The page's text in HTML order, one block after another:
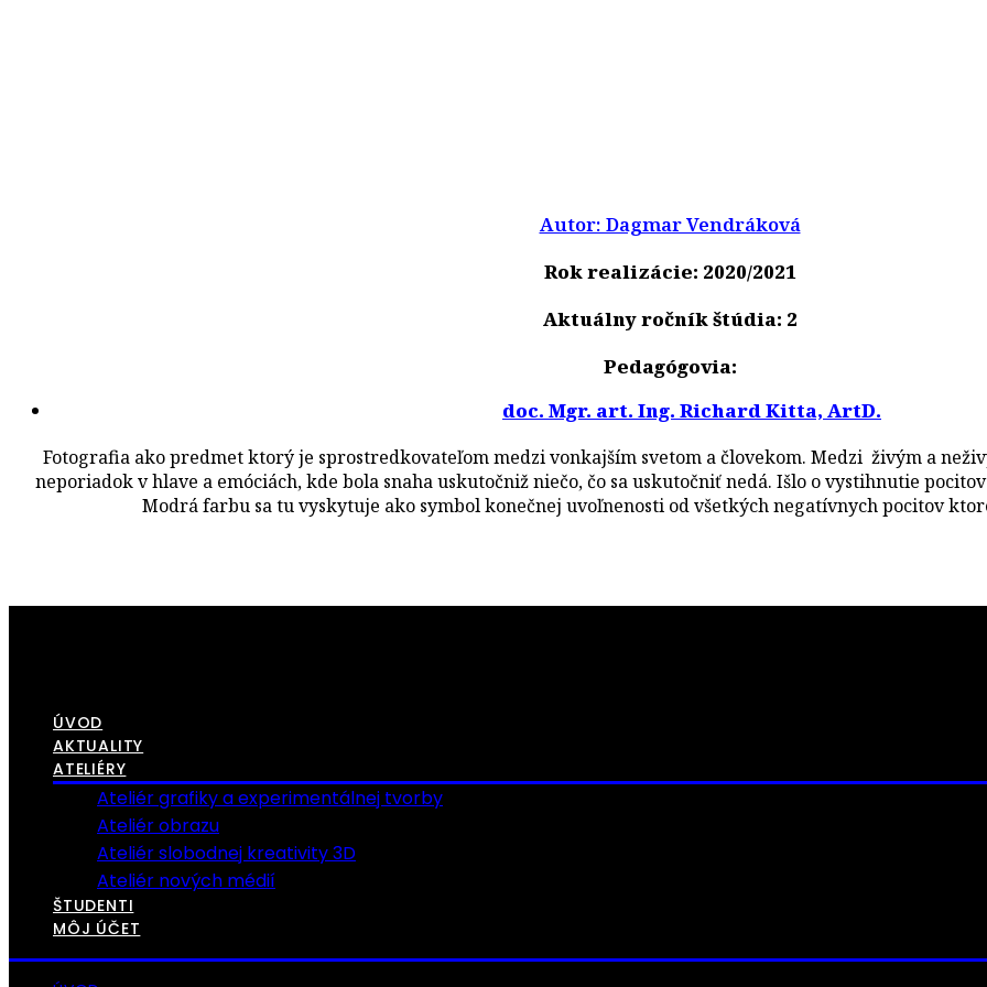
Autor: Dagmar Vendráková
Rok realizácie: 2020/2021
Aktuálny ročník štúdia: 2
Pedagógovia:
doc. Mgr. art. Ing. Richard Kitta, ArtD.
Fotografia ako predmet ktorý je sprostredkovateľom medzi vonkajším svetom a človekom. Medzi živým a
neporiadok v hlave a emóciách, kde bola snaha uskutočniž niečo, čo sa uskutočniť nedá. Išlo o vystihnutie
Modrá farbu sa tu vyskytuje ako symbol konečnej uvoľnenosti od všetkých negatívnych pocitov
ÚVOD
AKTUALITY
ATELIÉRY
Ateliér grafiky a experimentálnej tvorby
Ateliér obrazu
Ateliér slobodnej kreativity 3D
Ateliér nových médií
ŠTUDENTI
MÔJ ÚČET